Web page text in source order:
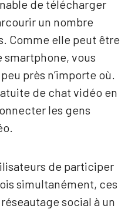
de télécharger
un nombre
Comme elle peut être
vous
près n’importe où.
de chat vidéo en
les gens
de participer
simultanément, ces
social à un